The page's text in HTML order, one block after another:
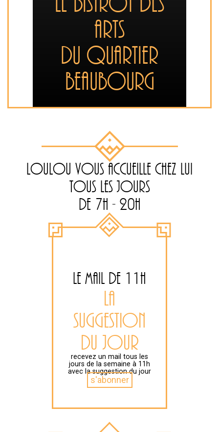
ARTS
DU QUARTIER
BEAUBOURG
LOULOU VOUS ACCUEILLE CHEZ LUI
TOUS LES JOURS
DE 7H - 20H
LE MAIL DE 11H
LA
SUGGESTION
DU JOUR
recevez un mail tous les
jours de la semaine à 11h
avec la suggestion du jour
s'abonner